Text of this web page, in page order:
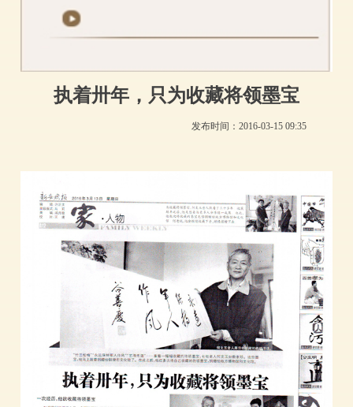
执着卅年，只为收藏将领墨宝
发布时间： 2016-03-15 09:35
铜陵市文化馆
地址：铜陵市镜湖路591号（新馆）
铜陵市义安南路19号（老馆）
电话：0562-2861609
联系人：赵慧
邮箱:tlswhg@163.com
邮编：244000